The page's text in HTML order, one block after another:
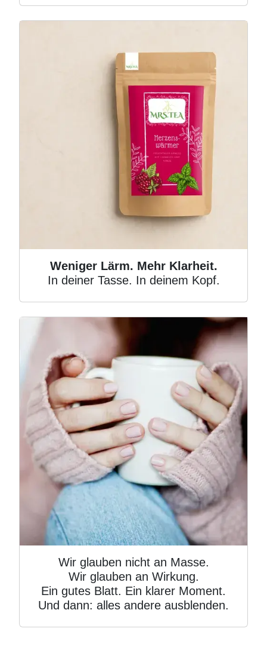
Weniger Lärm. Mehr Klarheit.
In deiner Tasse. In deinem Kopf.
Wir glauben nicht an Masse.
Wir glauben an Wirkung.
Ein gutes Blatt. Ein klarer Moment.
Und dann: alles andere ausblenden.